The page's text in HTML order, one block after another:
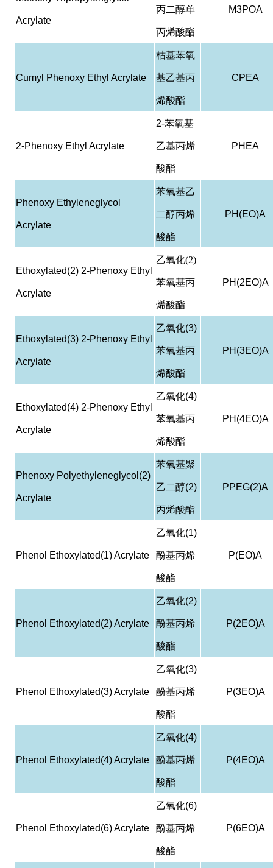
Acrylate
丙二醇单
丙烯酸酯
M3POA
Cumyl Phenoxy Ethyl Acrylate
枯基苯氧
基乙基丙
烯酸酯
CPEA
2-Phenoxy Ethyl Acrylate
2-苯氧基
乙基丙烯
酸酯
PHEA
Phenoxy Ethyleneglycol
Acrylate
苯氧基乙
二醇丙烯
酸酯
PH(EO)A
Ethoxylated(2) 2-Phenoxy Ethyl
Acrylate
乙氧化(2)
苯氧基丙
烯酸酯
PH(2EO)A
Ethoxylated(3) 2-Phenoxy Ethyl
Acrylate
乙氧化(3)
苯氧基丙
烯酸酯
PH(3EO)A
Ethoxylated(4) 2-Phenoxy Ethyl
Acrylate
乙氧化(4)
苯氧基丙
烯酸酯
PH(4EO)A
Phenoxy Polyethyleneglycol(2)
Acrylate
苯氧基聚
乙二醇(2)
丙烯酸酯
PPEG(2)A
Phenol Ethoxylated(1) Acrylate
乙氧化(1)
酚基丙烯
酸酯
P(EO)A
Phenol Ethoxylated(2) Acrylate
乙氧化(2)
酚基丙烯
酸酯
P(2EO)A
Phenol Ethoxylated(3) Acrylate
乙氧化(3)
酚基丙烯
酸酯
P(3EO)A
Phenol Ethoxylated(4) Acrylate
乙氧化(4)
酚基丙烯
酸酯
P(4EO)A
Phenol Ethoxylated(6) Acrylate
乙氧化(6)
酚基丙烯
酸酯
P(6EO)A